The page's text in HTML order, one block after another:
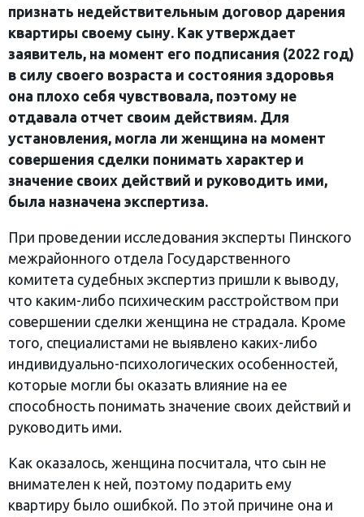
признать недействительным договор дарения
квартиры своему сыну. Как утверждает
заявитель, на момент его подписания (2022 год)
в силу своего возраста и состояния здоровья
она плохо себя чувствовала, поэтому не
отдавала отчет своим действиям. Для
установления, могла ли женщина на момент
совершения сделки понимать характер и
значение своих действий и руководить ими,
была назначена экспертиза.
При проведении исследования эксперты Пинского
межрайонного отдела Государственного
комитета судебных экспертиз пришли к выводу,
что каким-либо психическим расстройством при
совершении сделки женщина не страдала. Кроме
того, специалистами не выявлено каких-либо
индивидуально-психологических особенностей,
которые могли бы оказать влияние на ее
способность понимать значение своих действий и
руководить ими.
Как оказалось, женщина посчитала, что сын не
внимателен к ней, поэтому подарить ему
квартиру было ошибкой. По этой причине она и